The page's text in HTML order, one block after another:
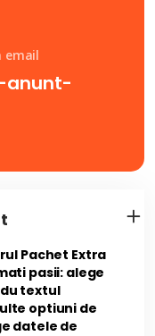
email
anunt-
Pachet Extra
pasii: alege
textul
optiuni de
datele de